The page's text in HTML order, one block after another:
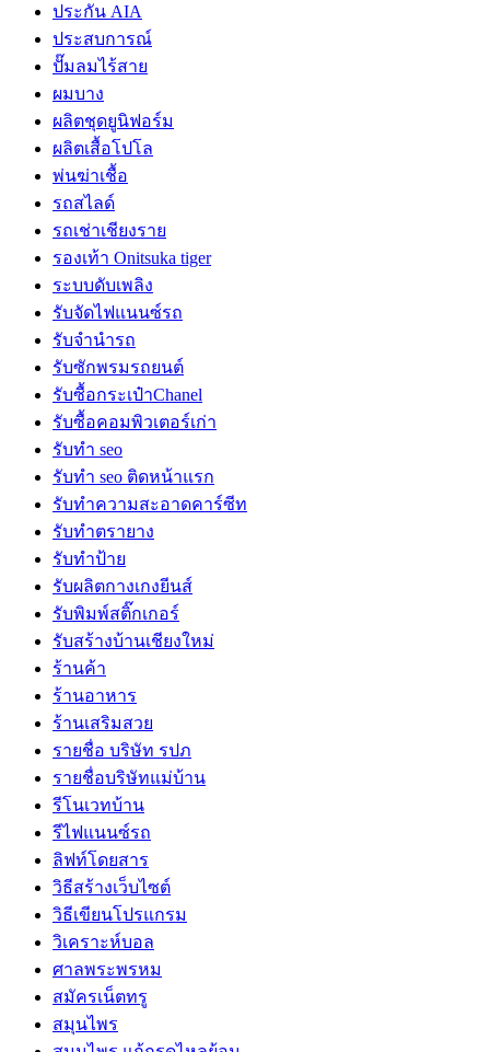
ประกัน AIA
ประสบการณ์
ปั๊มลมไร้สาย
ผมบาง
ผลิตชุดยูนิฟอร์ม
ผลิตเสื้อโปโล
พ่นฆ่าเชื้อ
รถสไลด์
รถเช่าเชียงราย
รองเท้า Onitsuka tiger
ระบบดับเพลิง
รับจัดไฟแนนซ์รถ
รับจำนำรถ
รับซักพรมรถยนต์
รับซื้อกระเป๋าChanel
รับซื้อคอมพิวเตอร์เก่า
รับทำ seo
รับทำ seo ติดหน้าแรก
รับทำความสะอาดคาร์ซีท
รับทำตรายาง
รับทำป้าย
รับผลิตกางเกงยีนส์
รับพิมพ์สติ๊กเกอร์
รับสร้างบ้านเชียงใหม่
ร้านค้า
ร้านอาหาร
ร้านเสริมสวย
รายชื่อ บริษัท รปภ
รายชื่อบริษัทแม่บ้าน
รีโนเวทบ้าน
รีไฟแนนซ์รถ
ลิฟท์โดยสาร
วิธีสร้างเว็บไซต์
วิธีเขียนโปรแกรม
วิเคราะห์บอล
ศาลพระพรหม
สมัครเน็ตทรู
สมุนไพร